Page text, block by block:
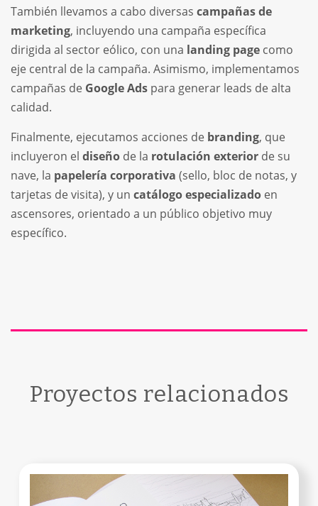
También llevamos a cabo diversas campañas de
marketing, incluyendo una campaña específica
dirigida al sector eólico, con una landing page como
eje central de la campaña. Asimismo, implementamos
campañas de Google Ads para generar leads de alta
calidad.
Finalmente, ejecutamos acciones de branding, que
incluyeron el diseño de la rotulación exterior de su
nave, la papelería corporativa (sello, bloc de notas, y
tarjetas de visita), y un catálogo especializado en
ascensores, orientado a un público objetivo muy
específico.
Proyectos relacionados